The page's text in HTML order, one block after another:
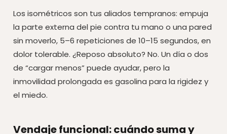
Los isométricos son tus aliados tempranos: empuja
la parte externa del pie contra tu mano o una pared
sin moverlo, 5–6 repeticiones de 10–15 segundos, en
dolor tolerable. ¿Reposo absoluto? No. Un día o dos
de “cargar menos” puede ayudar, pero la
inmovilidad prolongada es gasolina para la rigidez y
el miedo.
Vendaje funcional: cuándo suma y